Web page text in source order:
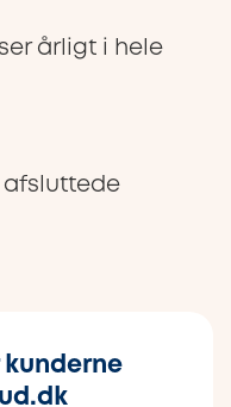
årligt i hele
afsluttede
kunderne